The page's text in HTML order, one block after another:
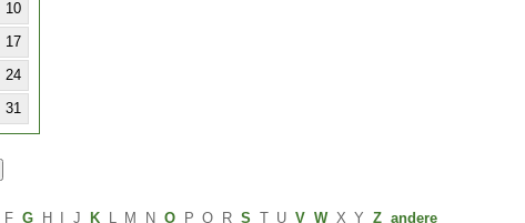
10
17
24
31
F G H J K L M N O P Q R S T U V W X Y Z andere